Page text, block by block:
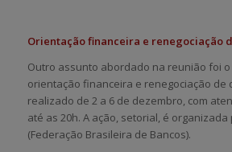
Orientação financeira e renegociação
Outro assunto abordado na reunião foi
orientação financeira e renegociação de
realizado de 2 a 6 de dezembro, com
até as 20h. A ação, setorial, é
(Federação Brasileira de Bancos).